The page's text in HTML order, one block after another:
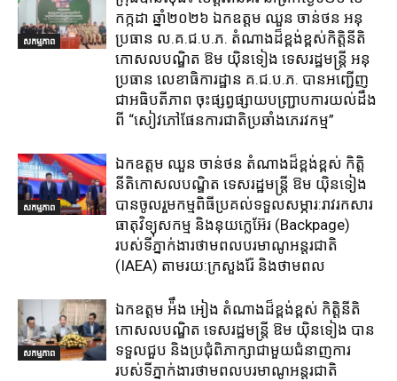
សកម្មភាព
កក្កដា ឆ្នាំ២០២៦ ឯកឧត្តម​ ឈួន ចាន់ថន អនុ
ប្រធាន ល.គ.ជ.ប.ភ. តំណាង​ដ៏ខ្ពង់ខ្ពស់​កិត្តិនីតិ
កោសលបណ្ឌិត​ ឱម​ យ៉ិនទៀង​ ទេសរដ្ឋមន្រ្តី​ អនុ
ប្រធាន​ លេខាធិការ​ដ្ឋាន​ គ.ជ.ប.ភ​. បានអញ្ជើញ
ជាអធិបតីភាព​ ចុះផ្សព្វផ្សាយ​បញ្ជ្រាប​ការ​យល់​ដឹង​
ពី​ “សៀវភៅផែនការជាតិប្រឆាំងភេរវកម្ម”
សកម្មភាព
ឯកឧត្តម ឈួន​ ចាន់ថន​ តំណាងដ៏ខ្ពង់ខ្ពស់ កិត្តិ
នីតិកោសលបណ្ឌិត ទេសរដ្ឋមន្ត្រី ឱម យ៉ិនទៀង
បានចូលរួមកម្មពិធីប្រគល់ទទួលសម្ភារ:​រាវរកសារ
ធាតុវិទ្យុសកម្ម​ និង​នុយក្លេអ៊ែរ​ (Backpage)
របស់ទីភ្នាក់ងារថាមពលបរមាណូអន្តរជាតិ
(IAEA) តាមរយ:ក្រសួងរ៉ែ និងថាមពល​
សកម្មភាព
ឯកឧត្តម អ៉ឹង អៀង តំណាងដ៏ខ្ពង់ខ្ពស់ កិត្តិនីតិ
កោសលបណ្ឌិត ទេសរដ្ឋមន្ត្រី ឱម យ៉ិនទៀង បាន
ទទួលជួប និងប្រជុំពិភាក្សាជាមួយជំនាញការ
របស់ទីភ្នាក់ងារថាមពលបរមាណូអន្តរជាតិ